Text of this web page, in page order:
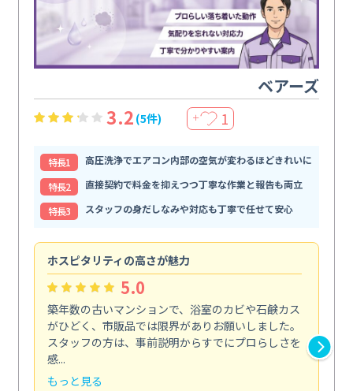
ベアーズ
3.2 (5件) ＋ 1
特⻑1
高圧洗浄でエアコン内部の空気が変わるほどきれいに
特⻑2
直接契約で料金を抑えつつ丁寧な作業と報告も両立
特⻑3
スタッフの身だしなみや対応も丁寧で任せて安心
ホスピタリティの高さが魅力
5.0
築年数の古いマンションで、浴室のカビや石鹸カス
がひどく、市販品では限界がありお願いしました。
スタッフの方は、事前説明からすでにプロらしさを
感...
もっと見る